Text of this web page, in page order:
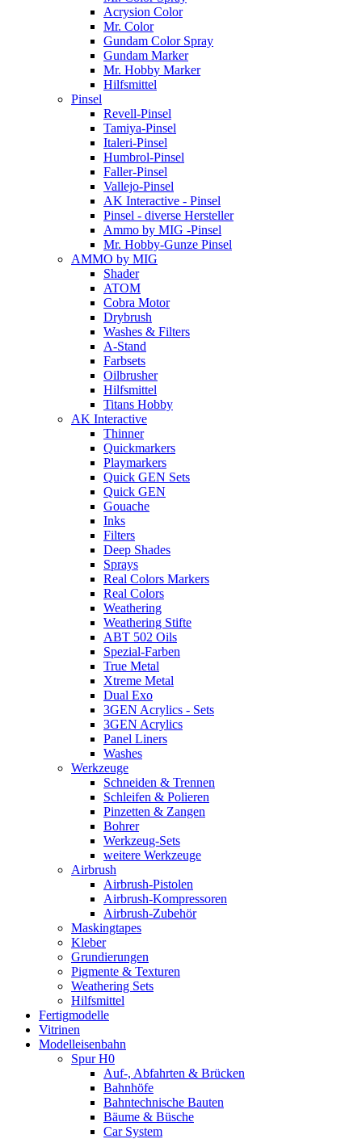
Acrysion Color
Mr. Color
Gundam Color Spray
Gundam Marker
Mr. Hobby Marker
Hilfsmittel
Pinsel
Revell-Pinsel
Tamiya-Pinsel
Italeri-Pinsel
Humbrol-Pinsel
Faller-Pinsel
Vallejo-Pinsel
AK Interactive - Pinsel
Pinsel - diverse Hersteller
Ammo by MIG -Pinsel
Mr. Hobby-Gunze Pinsel
AMMO by MIG
Shader
ATOM
Cobra Motor
Drybrush
Washes & Filters
A-Stand
Farbsets
Oilbrusher
Hilfsmittel
Titans Hobby
AK Interactive
Thinner
Quickmarkers
Playmarkers
Quick GEN Sets
Quick GEN
Gouache
Inks
Filters
Deep Shades
Sprays
Real Colors Markers
Real Colors
Weathering
Weathering Stifte
ABT 502 Oils
Spezial-Farben
True Metal
Xtreme Metal
Dual Exo
3GEN Acrylics - Sets
3GEN Acrylics
Panel Liners
Washes
Werkzeuge
Schneiden & Trennen
Schleifen & Polieren
Pinzetten & Zangen
Bohrer
Werkzeug-Sets
weitere Werkzeuge
Airbrush
Airbrush-Pistolen
Airbrush-Kompressoren
Airbrush-Zubehör
Maskingtapes
Kleber
Grundierungen
Pigmente & Texturen
Weathering Sets
Hilfsmittel
Fertigmodelle
Vitrinen
Modelleisenbahn
Spur H0
Auf-, Abfahrten & Brücken
Bahnhöfe
Bahntechnische Bauten
Bäume & Büsche
Car System